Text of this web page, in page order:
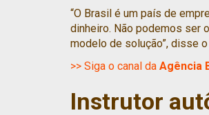
“O Brasil é um país de
dinheiro. Não podemos ser
modelo de solução”, disse
>> Siga o canal da Agência
Instrutor